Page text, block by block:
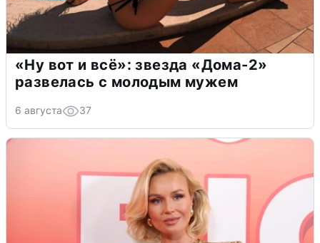
«Ну вот и всё»: звезда «Дома-2»
развелась с молодым мужем
6 августа 37